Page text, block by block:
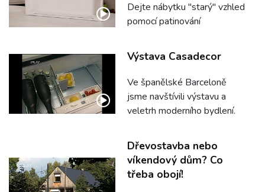
Dejte nábytku "starý" vzhled
pomocí patinování
Výstava Casadecor
Ve španělské Barceloně
jsme navštívili výstavu a
veletrh moderního bydlení.
Dřevostavba nebo
víkendový dům? Co
třeba obojí!